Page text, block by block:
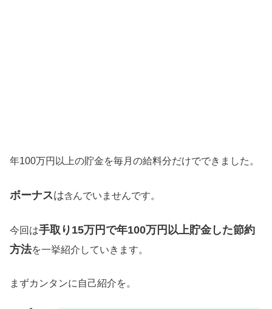
年100万円以上の貯金を毎月の給料分だけでできました。
ボーナスは含んでいませんです。
今回は手取り15万円で年100万円以上貯金した節約
方法を一挙紹介していきます。
まずカンタンに自己紹介を。